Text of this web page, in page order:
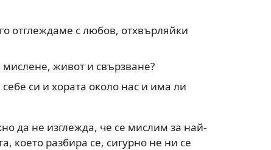
отглеждаме с любов, отхвърляйки
живот и свързване?
си и хората около нас и има ли
да не изглежда, че се мислим за най-
което разбира се, сигурно не ни се